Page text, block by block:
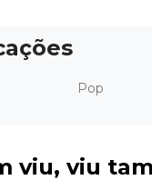
Pop
viu, viu